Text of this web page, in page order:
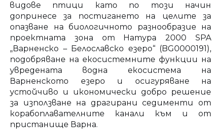
видове птици като по този начин
допринесе за постигането на целите за
опазване на биологичното разнообразие на
проектната зона от Натура 2000 SPA
„Варненско – Белославско езеро“ (BG0000191),
подобряване на екосистемните функции на
увредената водна екосистема на
Варненското езеро и осигуряване на
устойчиво и икономически добро решение
за използване на драгирани седименти от
корабоплавателните канали към и от
пристанище Варна.